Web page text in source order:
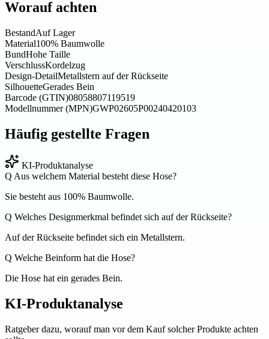
Worauf achten
BestandAuf Lager
Material100% Baumwolle
BundHohe Taille
VerschlussKordelzug
Design-DetailMetallstern auf der Rückseite
SilhouetteGerades Bein
Barcode (GTIN)08058807119519
Modellnummer (MPN)GWP02605P00240420103
Häufig gestellte Fragen
KI-Produktanalyse
Q Aus welchem Material besteht diese Hose?
Sie besteht aus 100% Baumwolle.
Q Welches Designmerkmal befindet sich auf der Rückseite?
Auf der Rückseite befindet sich ein Metallstern.
Q Welche Beinform hat die Hose?
Die Hose hat ein gerades Bein.
KI-Produktanalyse
Ratgeber dazu, worauf man vor dem Kauf solcher Produkte achten